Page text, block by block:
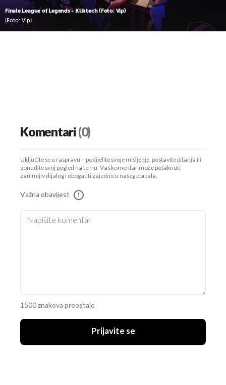
Finale League of Legends - Kliktech (Foto: Vip)
(Foto: Vip)
Komentari(0)
Uključite se u raspravu – podijelite svoje mišljenje, postavite pitanja ili
ponudite svoj pogled na temu. Vaš komentar može potaknuti
zanimljiv dijalog i obogatiti zajednicu našeg portala.
Važna obavijest !
1500 znakova preostalo
Prijavite se